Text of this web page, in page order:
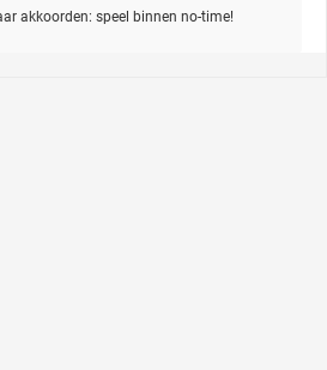
akkoorden: speel binnen no-time!